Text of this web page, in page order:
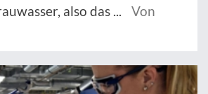
also das ...
Von